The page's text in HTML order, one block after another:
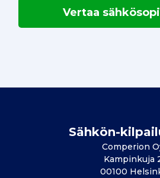
Vertaa
Sähkön-
Comperion
Kampinkuja
00100